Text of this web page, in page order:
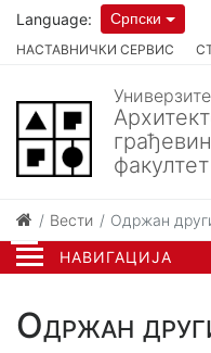
НАВИГАЦИЈА
НАСТАВНИЧКИ СЕРВИС
Language: Српски
факултет
Вести Одржан
Одржан